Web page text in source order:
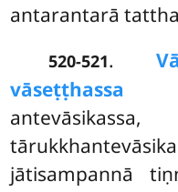
antarantarā
520-521.
vāseṭṭhassa ca
antevāsikassa,
jātisampannā